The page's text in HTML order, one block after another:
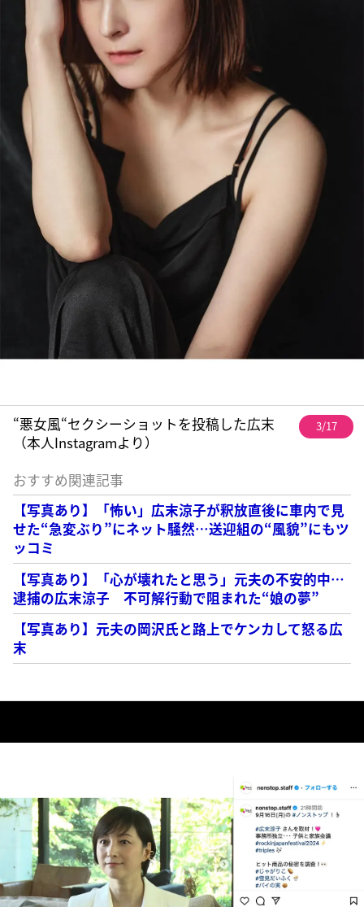
“悪女風“セクシーショットを投稿した広末
（本人Instagramより）
3/17
おすすめ関連記事
【写真あり】「怖い」広末涼子が釈放直後に車内で見
せた“急変ぶり”にネット騒然…送迎組の“風貌”にもツ
ッコミ
【写真あり】「心が壊れたと思う」元夫の不安的中…
逮捕の広末涼子 不可解行動で阻まれた“娘の夢”
【写真あり】元夫の岡沢氏と路上でケンカして怒る広
末